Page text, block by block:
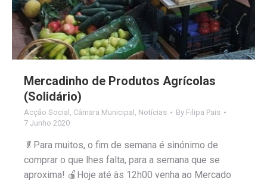
Mercadinho de Produtos Agrícolas
(Solidário)
Acção Social Câmara Municipal Notícias By Filipa Pais
7 Junho 2020
🥬Para muitos, o fim de semana é sinónimo de
comprar o que lhes falta, para a semana que se
aproxima! 🍎Hoje até às 12h00 venha ao Mercado